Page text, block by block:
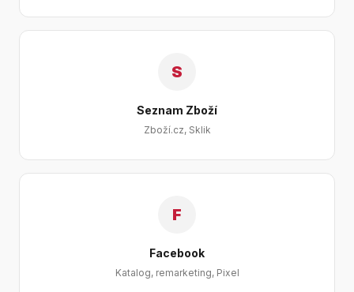
S
Seznam Zboží
Zboží.cz, Sklik
F
Facebook
Katalog, remarketing, Pixel